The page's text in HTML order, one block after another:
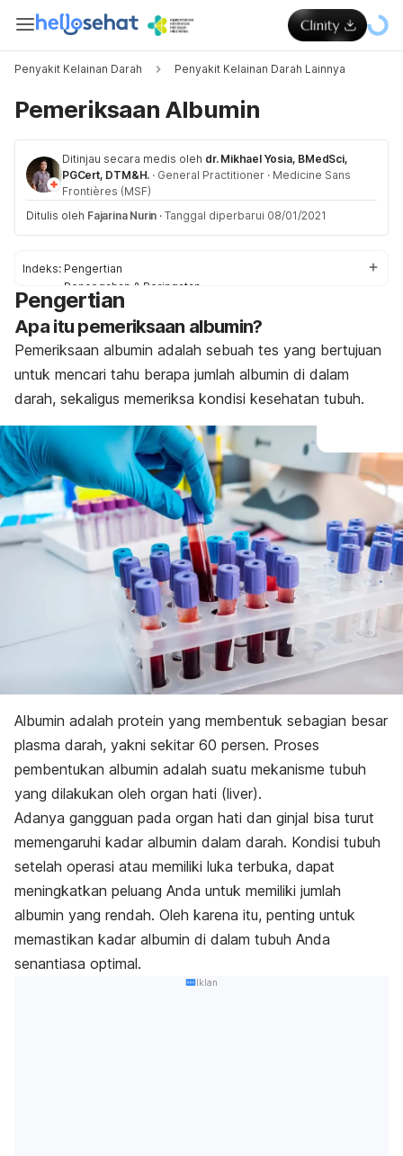
Penyakit Kelainan Darah Penyakit Kelainan Darah Lainnya
Pemeriksaan Albumin
Ditinjau secara medis oleh dr. Mikhael Yosia, BMedSci,
PGCert, DTM&H. · General Practitioner · Medicine Sans
Frontières (MSF)
Ditulis oleh Fajarina Nurin · Tanggal diperbarui 08/01/2021
Indeks: Pengertian
Pencegahan & Peringatan
Proses
Hasil Tes
Efek Samping
Pengertian
Apa itu pemeriksaan albumin?
Pemeriksaan albumin adalah sebuah tes yang bertujuan
untuk mencari tahu berapa jumlah albumin di dalam
darah, sekaligus memeriksa kondisi kesehatan tubuh.
Albumin adalah protein yang membentuk sebagian besar
plasma darah, yakni sekitar 60 persen. Proses
pembentukan albumin adalah suatu mekanisme tubuh
yang dilakukan oleh organ hati (liver).
Adanya gangguan pada organ hati dan ginjal bisa turut
memengaruhi kadar albumin dalam darah. Kondisi tubuh
setelah operasi atau memiliki luka terbuka, dapat
meningkatkan peluang Anda untuk memiliki jumlah
albumin yang rendah. Oleh karena itu, penting untuk
memastikan kadar albumin di dalam tubuh Anda
senantiasa optimal.
Iklan